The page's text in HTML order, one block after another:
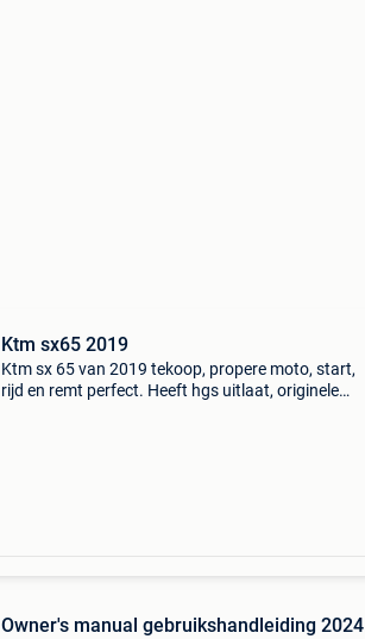
Ktm sx65 2019
Ktm sx 65 van 2019 tekoop, propere moto, start,
rijd en remt perfect. Heeft hgs uitlaat, originele
Owner's manual gebruikshandleiding 2024